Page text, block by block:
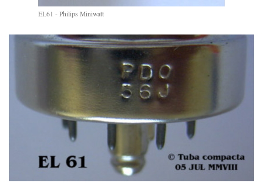
EL61 - Philips Miniwatt